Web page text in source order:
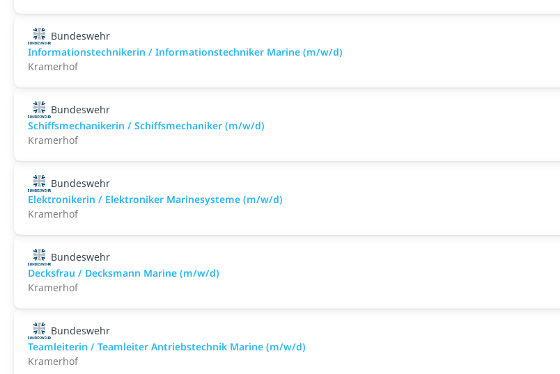
Bundeswehr
Informationstechnikerin / Informationstechniker Marine (m/w/d)
Kramerhof
Bundeswehr
Schiffsmechanikerin / Schiffsmechaniker (m/w/d)
Kramerhof
Bundeswehr
Elektronikerin / Elektroniker Marinesysteme (m/w/d)
Kramerhof
Bundeswehr
Decksfrau / Decksmann Marine (m/w/d)
Kramerhof
Bundeswehr
Teamleiterin / Teamleiter Antriebstechnik Marine (m/w/d)
Kramerhof